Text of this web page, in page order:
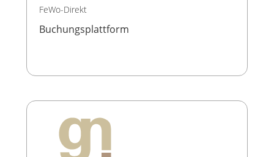
FeWo-Direkt
Buchungsplattform